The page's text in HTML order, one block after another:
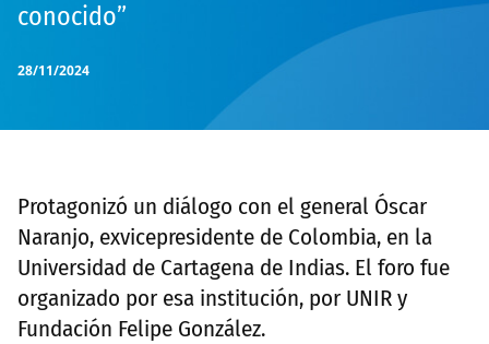
28/11/2024
conocido”
Protagonizó un diálogo con el general Óscar
Naranjo, exvicepresidente de Colombia, en la
Universidad de Cartagena de Indias. El foro fue
organizado por esa institución, por UNIR y
Fundación Felipe González.